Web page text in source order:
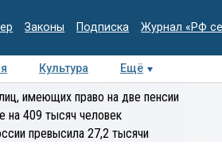
Законы Подписка Журнал «РФ
Культура
Ещё
Колумнисты
имеющих право на две пенсии
на 409 тысяч человек
превысила 27,2 тысячи